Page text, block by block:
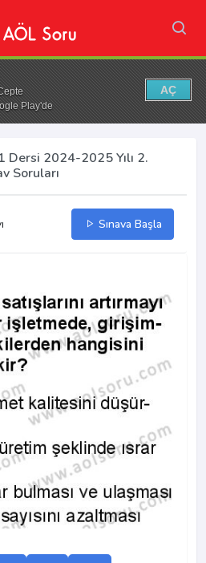
Play'de
AÇ
Dersi 2024-2025 Yılı 2.
Soruları
Sınava Başla